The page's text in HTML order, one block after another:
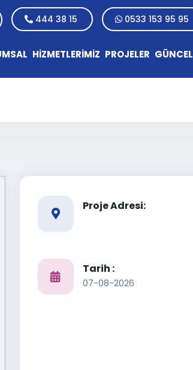
444 38 15 0533 153 95 95
HİZMETLERİMİZ PROJELER GÜNCEL
Proje Adresi:
Tarih :
07-08-2026